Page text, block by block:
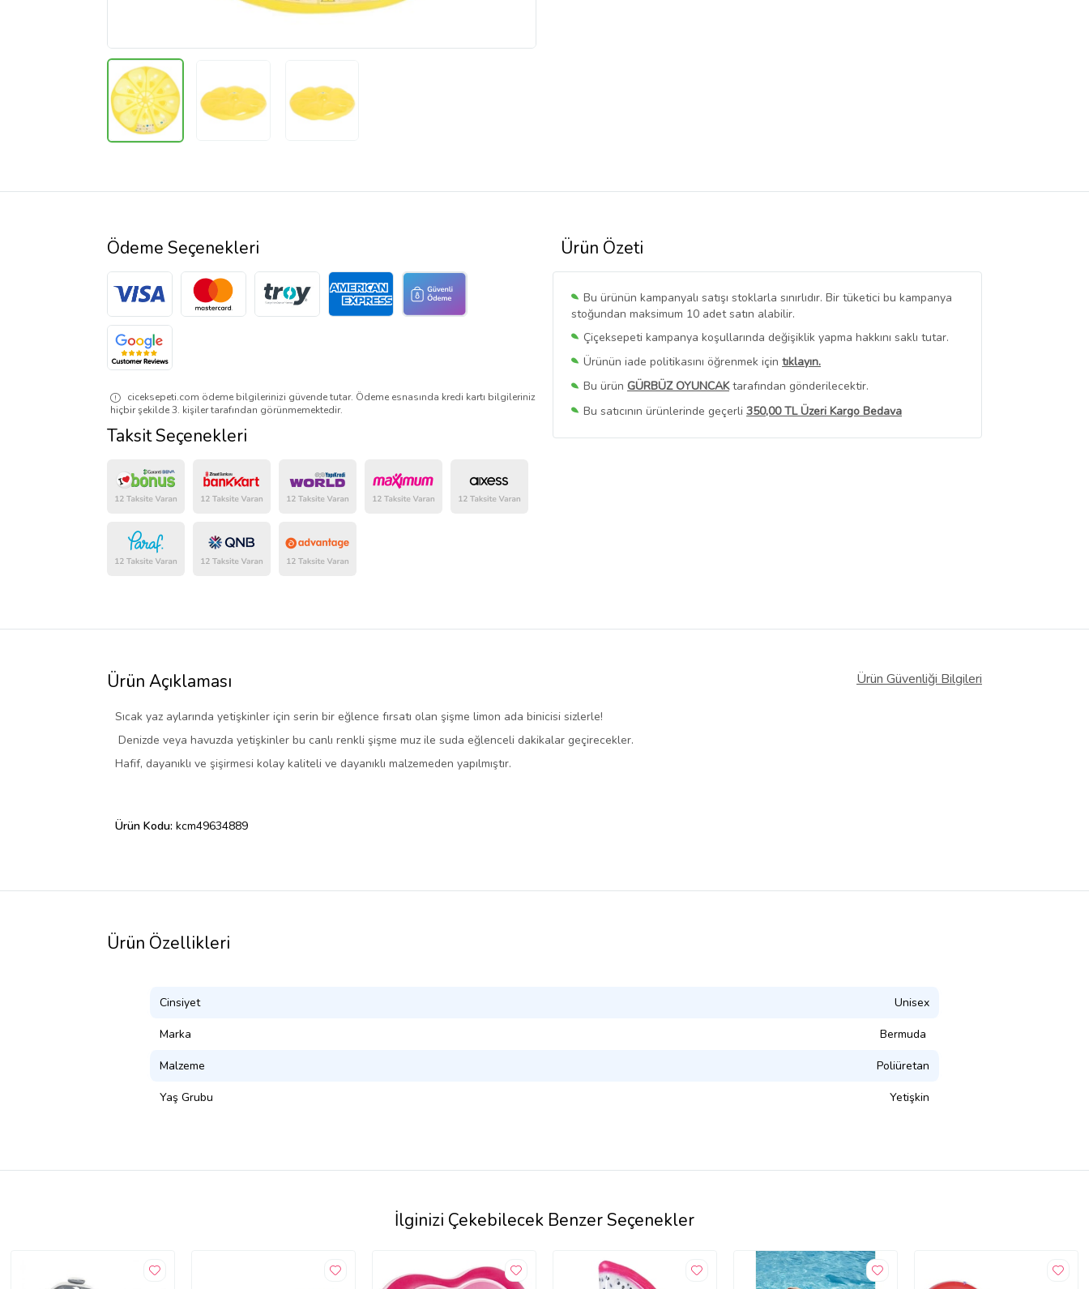
Ürün Özeti
Bu ürünün kampanyalı satışı stoklarla sınırlıdır. Bir tüketici bu kampanya
stoğundan maksimum 10 adet satın alabilir.
Çiçeksepeti kampanya koşullarında değişiklik yapma hakkını saklı tutar.
Ürünün iade politikasını öğrenmek için tıklayın.
Bu ürün GÜRBÜZ OYUNCAKtarafından gönderilecektir.
Bu satıcının ürünlerinde geçerli 350,00 TL Üzeri Kargo Bedava
Bu SatıcınınTüm Ürünlerini Görüntüle
Ödeme Seçenekleri
ciceksepeti.com ödeme bilgilerinizi güvende tutar. Ödeme esnasında kredi kartı bilgileriniz
hiçbir şekilde 3. kişiler tarafından görünmemektedir.
Taksit Seçenekleri
Ürün Açıklaması Ürün Güvenliği Bilgileri
Sıcak yaz aylarında yetişkinler için serin bir eğlence fırsatı olan şişme limon ada binicisi sizlerle!
Denizde veya havuzda yetişkinler bu canlı renkli şişme muz ile suda eğlenceli dakikalar geçirecekler.
Hafif, dayanıklı ve şişirmesi kolay kaliteli ve dayanıklı malzemeden yapılmıştır.
Ürün Kodu: kcm49634889
Ürün Özellikleri
Cinsiyet Unisex
Marka Bermuda
Malzeme Poliüretan
Yaş Grubu Yetişkin
İlginizi Çekebilecek Benzer Seçenekler